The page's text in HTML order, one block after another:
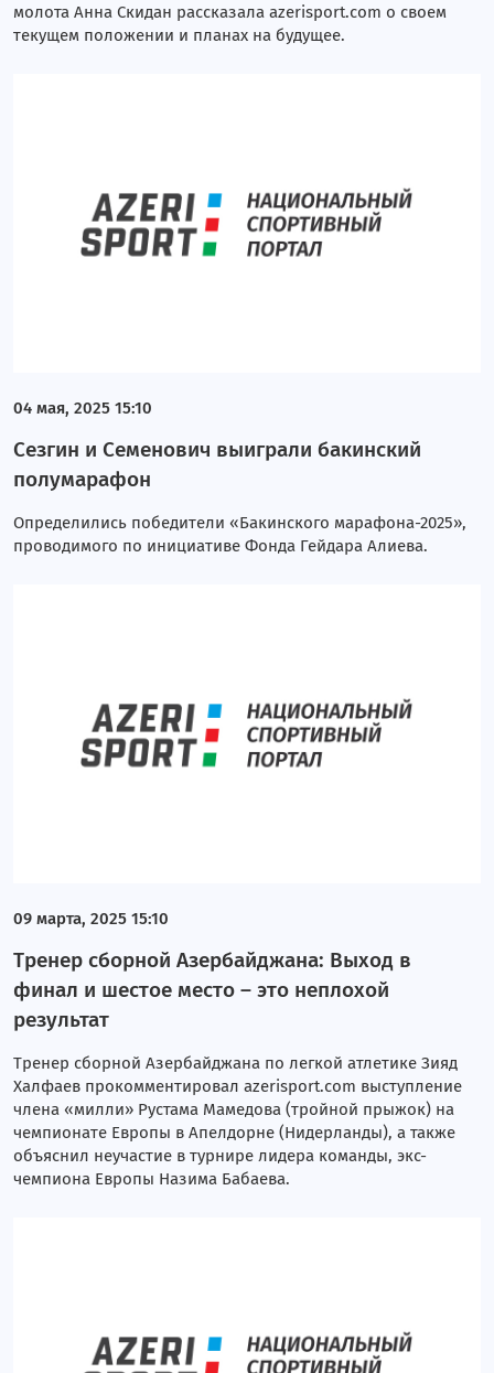
молота Анна Скидан рассказала azerisport.com о своем
текущем положении и планах на будущее.
04 мая, 2025 15:10
Сезгин и Семенович выиграли бакинский
полумарафон
Определились победители «Бакинского марафона-2025»,
проводимого по инициативе Фонда Гейдара Алиева.
09 марта, 2025 15:10
Тренер сборной Азербайджана: Выход в
финал и шестое место – это неплохой
результат
Тренер сборной Азербайджана по легкой атлетике Зияд
Халфаев прокомментировал azerisport.com выступление
члена «милли» Рустама Мамедова (тройной прыжок) на
чемпионате Европы в Апелдорне (Нидерланды), а также
объяснил неучастие в турнире лидера команды, экс-
чемпиона Европы Назима Бабаева.